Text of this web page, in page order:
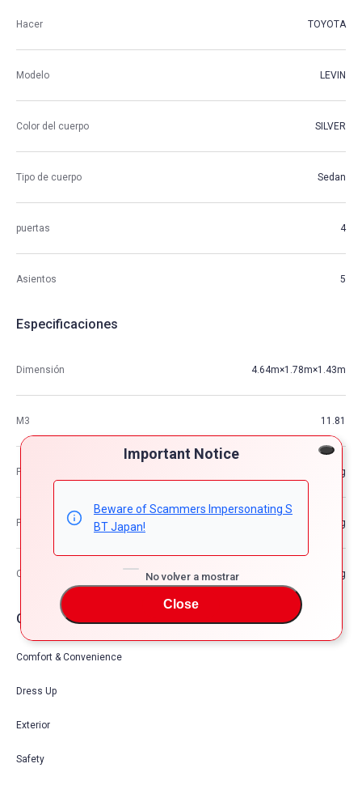
Important Notice
Beware of Scammers Impersonating S
BT Japan!
No volver a mostrar
Close
Hacer TOYOTA
Modelo LEVIN
Color del cuerpo SILVER
Tipo de cuerpo Sedan
puertas 4
Asientos 5
Especificaciones
Dimensión 4.64m×1.78m×1.43m
M3 11.81
Peso del vehículo —kg
Peso bruto del vehículo —kg
Capacidad de carga máxima —kg
Opciones de coche
Comfort & Convenience
Dress Up
Exterior
Safety